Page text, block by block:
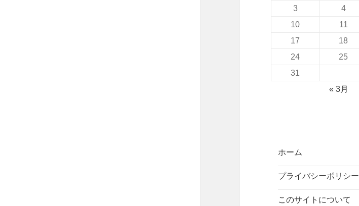
3
4
10
11
17
18
24
25
31
« 3月
ホーム
プライバシーポリシー
このサイトについて